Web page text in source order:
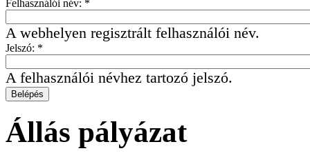
Felhasználói név: *
A webhelyen regisztrált felhasználói név.
Jelszó: *
A felhasználói névhez tartozó jelszó.
Állás pályázat